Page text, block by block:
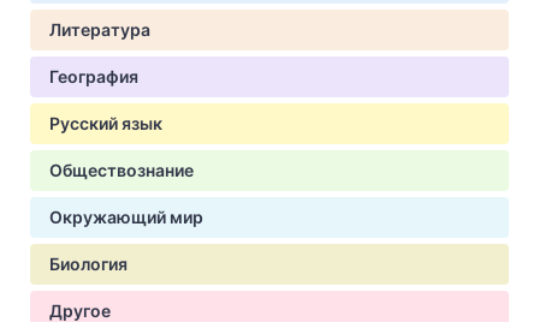
Литература
География
Русский язык
Обществознание
Окружающий мир
Биология
Другое